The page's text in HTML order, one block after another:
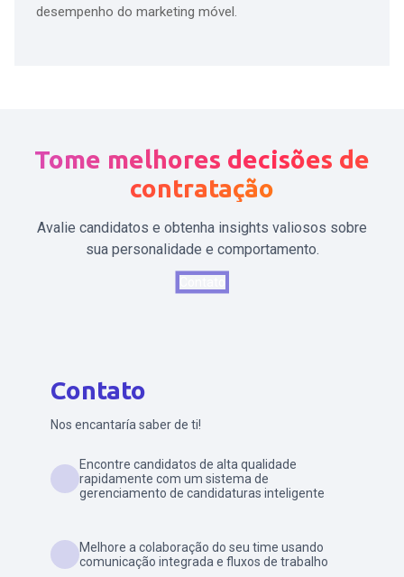
desempenho do marketing móvel.
Tome melhores decisões de
contratação
Avalie candidatos e obtenha insights valiosos sobre
sua personalidade e comportamento.
Contato
Nos encantaría saber de ti!
Encontre candidatos de alta qualidade
rapidamente com um sistema de
gerenciamento de candidaturas inteligente
Melhore a colaboração do seu time usando
comunicação integrada e fluxos de trabalho